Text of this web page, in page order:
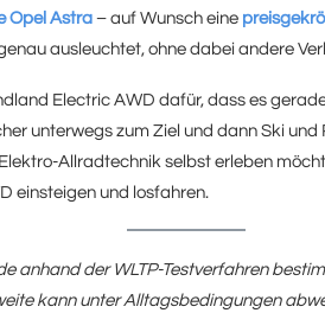
Opel Astra– auf Wunsch eine
ausleuchtet, ohne dabei andere
Electric AWD dafür, dass es
unterwegs zum Ziel und dann Ski
Allradtechnik selbst erleben
einsteigen und losfahren.
anhand der WLTP-Testverfahren
kann unter Alltagsbedingungen